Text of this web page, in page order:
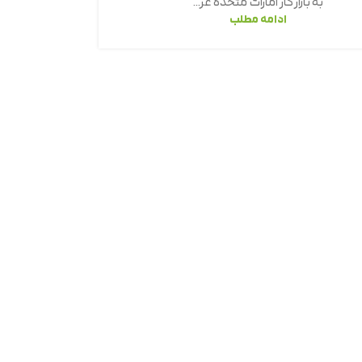
ادامه مطلب